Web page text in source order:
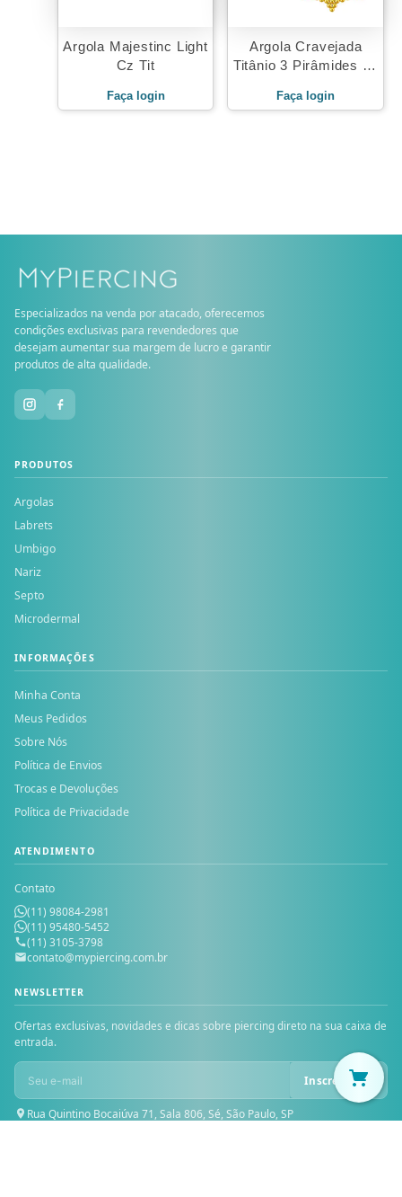
Argola Majestinc Light
Cz Tit
Faça login
Argola Cravejada
Titânio 3 Pirâmides de
Faça login
Especializados na venda por atacado, oferecemos
condições exclusivas para revendedores que
desejam aumentar sua margem de lucro e garantir
produtos de alta qualidade.
PRODUTOS
Argolas
Labrets
Umbigo
Nariz
Septo
Microdermal
INFORMAÇÕES
Minha Conta
Meus Pedidos
Sobre Nós
Política de Envios
Trocas e Devoluções
Política de Privacidade
ATENDIMENTO
Contato
(11) 98084-2981
(11) 95480-5452
(11) 3105-3798
contato@mypiercing.com.br
NEWSLETTER
Ofertas exclusivas, novidades e dicas sobre piercing direto na sua caixa de
entrada.
Inscrever-se
Rua Quintino Bocaiúva 71, Sala 806, Sé, São Paulo, SP